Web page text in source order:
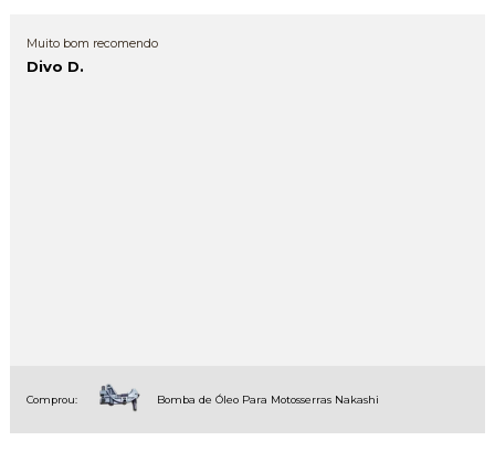
Muito bom recomendo
Divo D.
Comprou: Bomba de Óleo Para Motosserras Nakashi